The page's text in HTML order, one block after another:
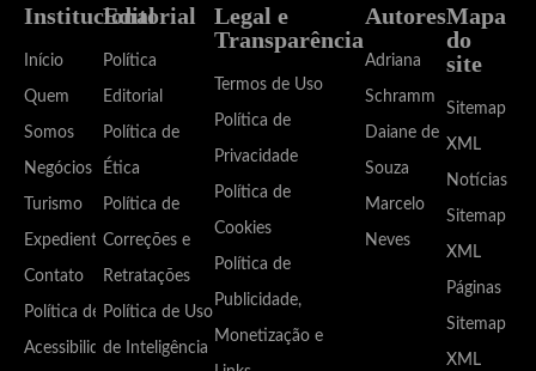
Institucional
Início
Quem
Somos
Negócios
Turismo
Expediente
Contato
Política de
Acessibilidade
Editorial
Política
Editorial
Política de
Ética
Política de
Correções e
Retratações
Política de Uso
de Inteligência
Legal e
Transparência
Termos de Uso
Política de
Privacidade
Política de
Cookies
Política de
Publicidade,
Monetização e
Autores
Adriana
Schramm
Daiane de
Souza
Marcelo
Neves
Mapa
do
site
Sitemap
XML
Notícias
Sitemap
XML
Páginas
Sitemap
XML